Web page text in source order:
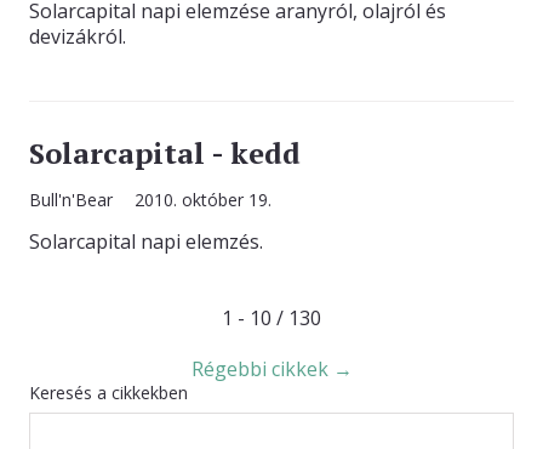
Solarcapital napi elemzése aranyról, olajról és
devizákról.
Solarcapital - kedd
Bull'n'Bear 2010. október 19.
Solarcapital napi elemzés.
1 - 10 / 130
Régebbi cikkek →
Keresés a cikkekben